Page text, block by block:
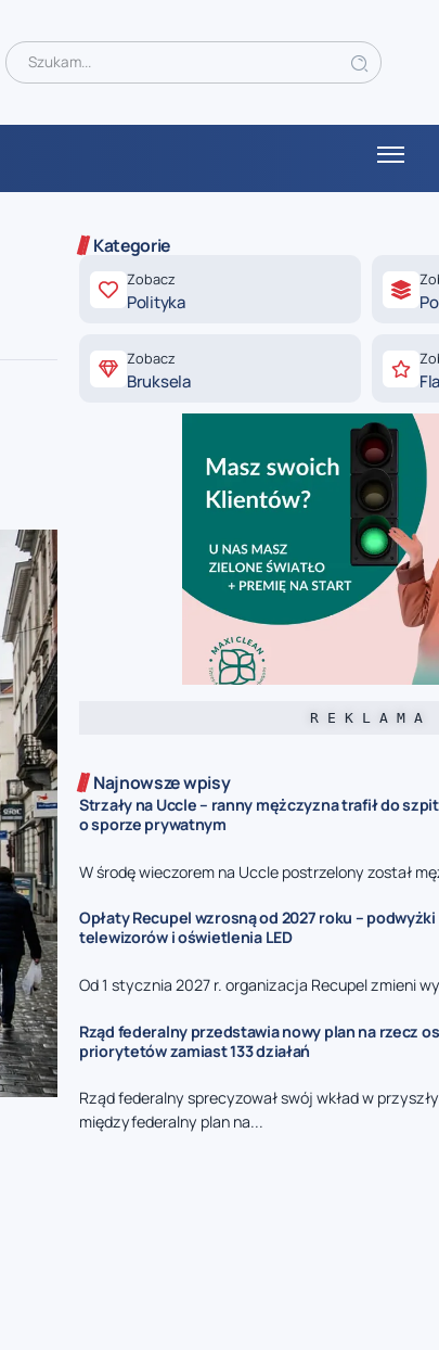
Kategorie
Zobacz
Polityka
Zobacz
Bruksela
R E K L A M A
Najnowsze wpisy
Strzały na Uccle – ranny mężczyzna trafił do
o sporze prywatnym
W środę wieczorem na Uccle postrzelony został
Opłaty Recupel wzrosną od 2027 roku –
telewizorów i oświetlenia LED
Od 1 stycznia 2027 r. organizacja Recupel zmieni
Rząd federalny przedstawia nowy plan na rzecz
priorytetów zamiast 133 działań
Rząd federalny sprecyzował swój wkład w przyszły
międzyfederalny plan na...